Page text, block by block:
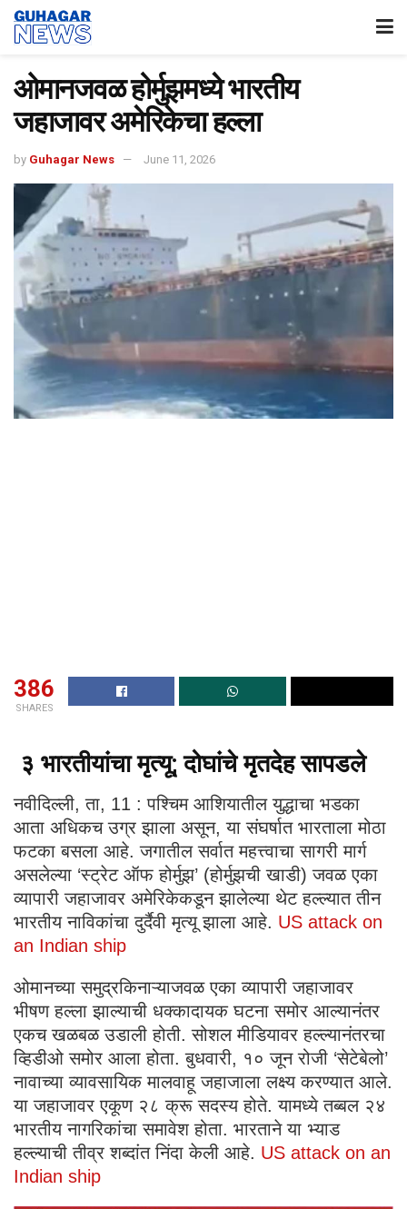
ओमानजवळ होर्मुझमध्ये भारतीय
जहाजावर अमेरिकेचा हल्ला
by Guhagar News June 11, 2026
386
SHARES
३ भारतीयांचा मृत्यू; दोघांचे मृतदेह सापडले
नवीदिल्ली, ता, 11 : पश्चिम आशियातील युद्धाचा भडका
आता अधिकच उग्र झाला असून, या संघर्षात भारताला मोठा
फटका बसला आहे. जगातील सर्वात महत्त्वाचा सागरी मार्ग
असलेल्या ‘स्ट्रेट ऑफ होर्मुझ’ (होर्मुझची खाडी) जवळ एका
व्यापारी जहाजावर अमेरिकेकडून झालेल्या थेट हल्ल्यात तीन
भारतीय नाविकांचा दुर्दैवी मृत्यू झाला आहे. US attack on
an Indian ship
ओमानच्या समुद्रकिनाऱ्याजवळ एका व्यापारी जहाजावर
भीषण हल्ला झाल्याची धक्कादायक घटना समोर आल्यानंतर
एकच खळबळ उडाली होती. सोशल मीडियावर हल्ल्यानंतरचा
व्हिडीओ समोर आला होता. बुधवारी, १० जून रोजी ‘सेटेबेलो’
नावाच्या व्यावसायिक मालवाहू जहाजाला लक्ष्य करण्यात आले.
या जहाजावर एकूण २८ क्रू सदस्य होते. यामध्ये तब्बल २४
भारतीय नागरिकांचा समावेश होता. भारताने या भ्याड
हल्ल्याची तीव्र शब्दांत निंदा केली आहे. US attack on an
Indian ship